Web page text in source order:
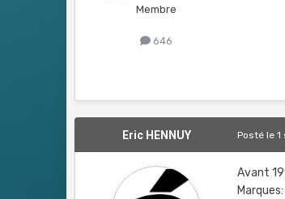
Membre
646
Eric HENNUY Postéle 1
Avant